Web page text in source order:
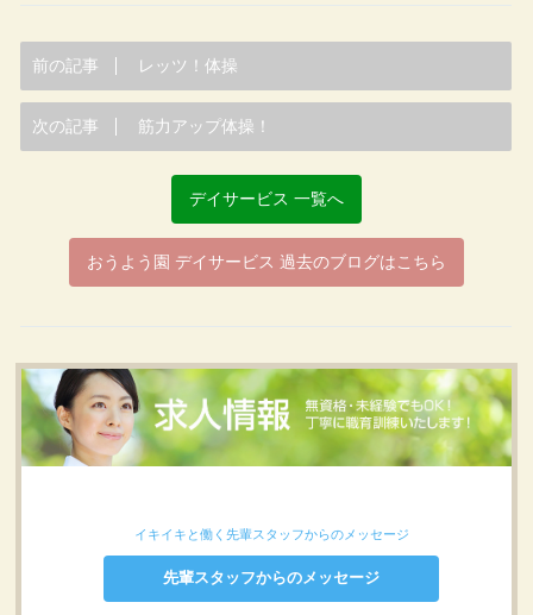
前の記事 レッツ！体操
次の記事 筋力アップ体操！
デイサービス 一覧へ
おうよう園 デイサービス 過去のブログはこちら
イキイキと働く先輩スタッフからのメッセージ
先輩スタッフからのメッセージ